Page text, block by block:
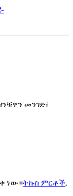
መንገድ፣
ነው።ትኩስ ምርቶች,